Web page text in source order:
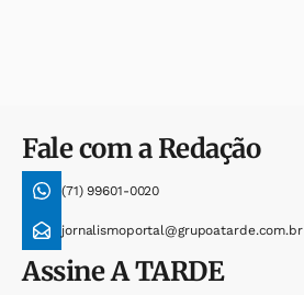
Fale com a Redação
(71) 99601-0020
jornalismoportal@grupoatarde.com.br
AssineA TARDE